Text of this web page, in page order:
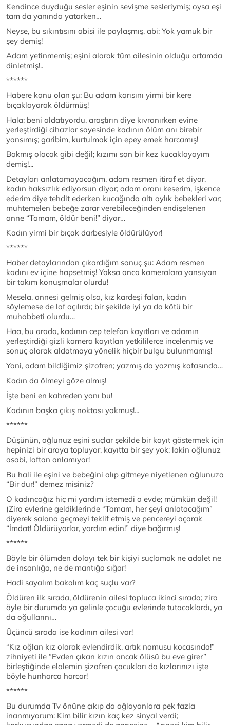
Kendince duyduğu sesler eşinin sevişme sesleriymiş; oysa eşi
tam da yanında yatarken…
Neyse, bu sıkıntısını abisi ile paylaşmış, abi: Yok yamuk bir
şey demiş!
Adam yetinmemiş; eşini alarak tüm ailesinin olduğu ortamda
dinletmiş!..
******
Habere konu olan şu: Bu adam karısını yirmi bir kere
bıçaklayarak öldürmüş!
Hala; beni aldatıyordu, araştırın diye kıvranırken evine
yerleştirdiği cihazlar sayesinde kadının ölüm anı birebir
yansımış; garibim, kurtulmak için epey emek harcamış!
Bakmış olacak gibi değil; kızımı son bir kez kucaklayayım
demiş!...
Detayları anlatamayacağım, adam resmen itiraf et diyor,
kadın haksızlık ediyorsun diyor; adam oranı keserim, işkence
ederim diye tehdit ederken kucağında altı aylık bebekleri var;
muhtemelen bebeğe zarar verebileceğinden endişelenen
anne “Tamam, öldür beni!” diyor…
Kadın yirmi bir bıçak darbesiyle öldürülüyor!
******
Haber detaylarından çıkardığım sonuç şu: Adam resmen
kadını ev içine hapsetmiş! Yoksa onca kameralara yansıyan
bir takım konuşmalar olurdu!
Mesela, annesi gelmiş olsa, kız kardeşi falan, kadın
söylemese de laf açılırdı; bir şekilde iyi ya da kötü bir
muhabbeti olurdu…
Haa, bu arada, kadının cep telefon kayıtları ve adamın
yerleştirdiği gizli kamera kayıtları yetkililerce incelenmiş ve
sonuç olarak aldatmaya yönelik hiçbir bulgu bulunmamış!
Yani, adam bildiğimiz şizofren; yazmış da yazmış kafasında…
Kadın da ölmeyi göze almış!
İşte beni en kahreden yanı bu!
Kadının başka çıkış noktası yokmuş!...
******
Düşünün, oğlunuz eşini suçlar şekilde bir kayıt göstermek için
hepinizi bir araya topluyor, kayıtta bir şey yok; lakin oğlunuz
asabi, laftan anlamıyor!
Bu hali ile eşini ve bebeğini alıp gitmeye niyetlenen oğlunuza
“Bir dur!” demez misiniz?
O kadıncağız hiç mi yardım istemedi o evde; mümkün değil!
(Zira evlerine geldiklerinde “Tamam, her şeyi anlatacağım”
diyerek salona geçmeyi teklif etmiş ve pencereyi açarak
“İmdat! Öldürüyorlar, yardım edin!” diye bağırmış!
******
Böyle bir ölümden dolayı tek bir kişiyi suçlamak ne adalet ne
de insanlığa, ne de mantığa sığar!
Hadi sayalım bakalım kaç suçlu var?
Öldüren ilk sırada, öldürenin ailesi topluca ikinci sırada; zira
öyle bir durumda ya gelinle çocuğu evlerinde tutacaklardı, ya
da oğullarını…
Üçüncü sırada ise kadının ailesi var!
“Kız oğlan kız olarak evlendirdik, artık namusu kocasında!”
zihniyeti ile “Evden çıkan kızın ancak ölüsü bu eve girer”
birleştiğinde elalemin şizofren çocukları da kızlarınızı işte
böyle hunharca harcar!
******
Bu durumda Tv önüne çıkıp da ağlayanlara pek fazla
inanmıyorum: Kim bilir kızın kaç kez sinyal verdi;